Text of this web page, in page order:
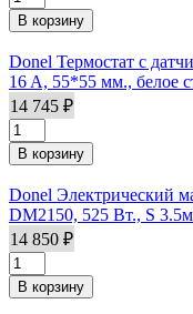
Donel Термостат с
16 A, 55*55 мм., белое
14 745 ₽
Donel Электрический
DM2150, 525 Вт., S
14 850 ₽